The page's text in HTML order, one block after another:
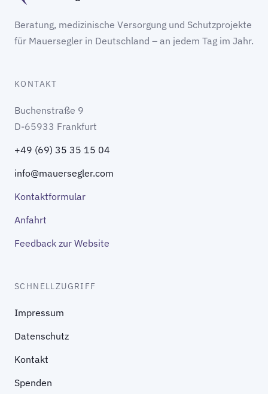
Beratung, medizinische Versorgung und Schutzprojekte
für Mauersegler in Deutschland – an jedem Tag im Jahr.
KONTAKT
Buchenstraße 9
D-65933 Frankfurt
+49 (69) 35 35 15 04
info@mauersegler.com
Kontaktformular
Anfahrt
Feedback zur Website
SCHNELLZUGRIFF
Impressum
Datenschutz
Kontakt
Spenden